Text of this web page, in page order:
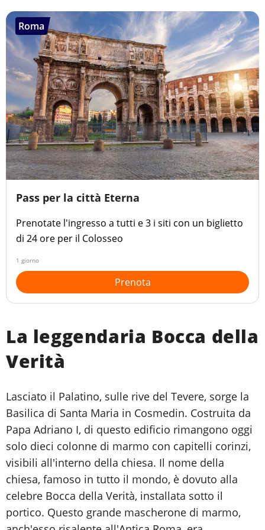
Roma
Pass per la città Eterna
Prenotate l'ingresso a tutti e 3 i siti con un biglietto
di 24 ore per il Colosseo
1 giorno
Prenota
La leggendaria Bocca della
Verità
Lasciato il Palatino, sulle rive del Tevere, sorge la
Basilica di Santa Maria in Cosmedin. Costruita da
Papa Adriano I, di questo edificio rimangono oggi
solo dieci colonne di marmo con capitelli corinzi,
visibili all'interno della chiesa. Il nome della
chiesa, famoso in tutto il mondo, è dovuto alla
celebre Bocca della Verità, installata sotto il
portico. Questo grande mascherone di marmo,